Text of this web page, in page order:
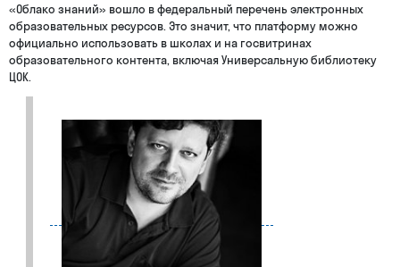
«Облако знаний» вошло в федеральный перечень электронных
образовательных ресурсов. Это значит, что платформу можно
официально использовать в школах и на госвитринах
образовательного контента, включая Универсальную библиотеку
ЦОК.